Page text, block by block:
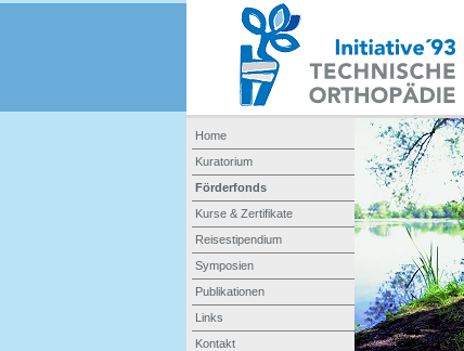
Home
Kuratorium
Förderfonds
Kurse & Zertifikate
Reisestipendium
Symposien
Publikationen
Links
Kontakt